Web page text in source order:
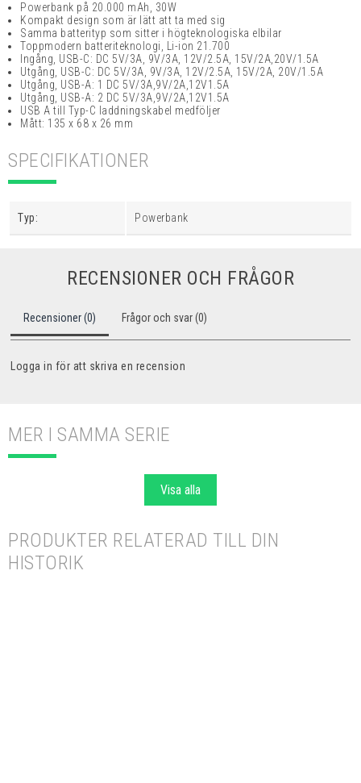
Powerbank på 20.000 mAh, 30W
Kompakt design som är lätt att ta med sig
Samma batterityp som sitter i högteknologiska elbilar
Toppmodern batteriteknologi, Li-ion 21.700
Ingång, USB-C: DC 5V/3A, 9V/3A, 12V/2.5A, 15V/2A,20V/1.5A
Utgång, USB-C: DC 5V/3A, 9V/3A, 12V/2.5A, 15V/2A, 20V/1.5A
Utgång, USB-A: 1 DC 5V/3A,9V/2A,12V1.5A
Utgång, USB-A: 2 DC 5V/3A,9V/2A,12V1.5A
USB A till Typ-C laddningskabel medföljer
Mått: 135 x 68 x 26 mm
SPECIFIKATIONER
Typ: Powerbank
RECENSIONER OCH FRÅGOR
Recensioner (0) Frågor och svar (0)
Logga in för att skriva en recension
MER I SAMMA SERIE
Visa alla
PRODUKTER RELATERAD TILL DIN
HISTORIK